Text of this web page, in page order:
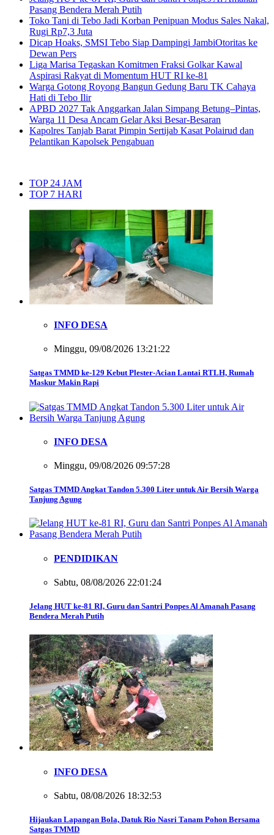
Pasang Bendera Merah Putih
Toko Tani di Tebo Jadi Korban Penipuan Modus Sales Nakal,
Rugi Rp7,3 Juta
Dicap Hoaks, SMSI Tebo Siap Dampingi JambiOtoritas ke
Dewan Pers
Liga Marisa Tegaskan Komitmen Fraksi Golkar Kawal
Aspirasi Rakyat di Momentum HUT RI ke-81
Warga Gotong Royong Bangun Gedung Baru TK Cahaya
Hati di Tebo Ilir
APBD 2027 Tak Anggarkan Jalan Simpang Betung–Pintas,
Warga 11 Desa Ancam Gelar Aksi Besar-Besaran
Kapolres Tanjab Barat Pimpin Sertijab Kasat Polairud dan
Pelantikan Kapolsek Pengabuan
TOP 24 JAM
TOP 7 HARI
INFO DESA
Minggu, 09/08/2026 13:21:22
Satgas TMMD ke-129 Kebut Plester-Acian Lantai RTLH, Rumah
Maskur Makin Rapi
INFO DESA
Minggu, 09/08/2026 09:57:28
Satgas TMMD Angkat Tandon 5.300 Liter untuk Air Bersih Warga
Tanjung Agung
PENDIDIKAN
Sabtu, 08/08/2026 22:01:24
Jelang HUT ke-81 RI, Guru dan Santri Ponpes Al Amanah Pasang
Bendera Merah Putih
INFO DESA
Sabtu, 08/08/2026 18:32:53
Hijaukan Lapangan Bola, Datuk Rio Nasri Tanam Pohon Bersama
Satgas TMMD